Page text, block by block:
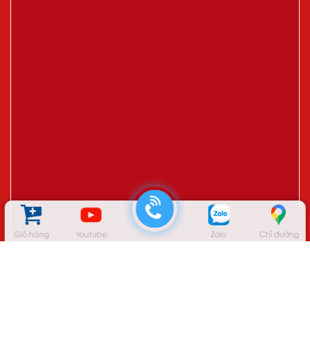
Giỏ hàng Youtube Zalo Chỉ đường